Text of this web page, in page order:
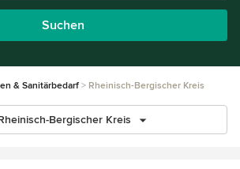
Suchen
& Sanitärbedarf Rheinisch-Bergischer Kreis
Bergischer Kreis